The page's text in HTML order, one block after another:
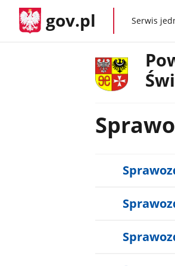
gov.pl gov.plSerwis